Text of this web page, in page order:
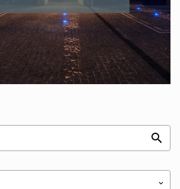
keyboard_arrow_down